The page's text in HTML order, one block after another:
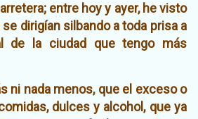
entre hoy y ayer, he visto
dirigían silbando a toda prisa a
de la ciudad que tengo más
ni nada menos, que el exceso o
dulces y alcohol, que ya